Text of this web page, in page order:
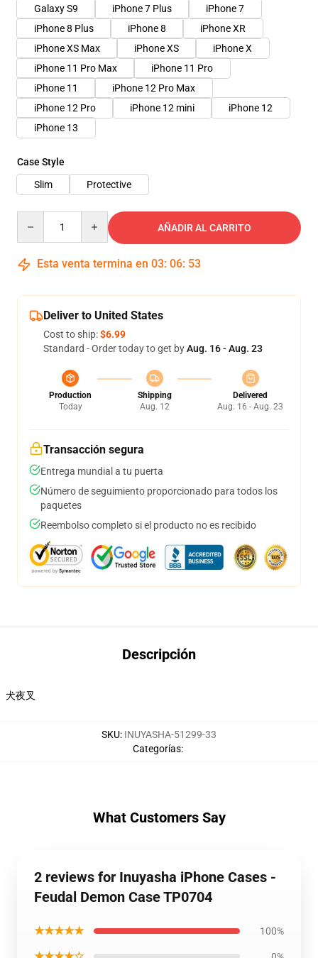
Galaxy S9
iPhone 7 Plus
iPhone 7
iPhone 8 Plus
iPhone 8
iPhone XR
iPhone XS Max
iPhone XS
iPhone X
iPhone 11 Pro Max
iPhone 11 Pro
iPhone 11
iPhone 12 Pro Max
iPhone 12 Pro
iPhone 12 mini
iPhone 12
iPhone 13
Case Style
Slim
Protective
AÑADIR AL CARRITO
Esta venta termina en 03: 06: 52
Deliver to United States
Cost to ship:$6.99
Standard - Order today to get byAug. 16 - Aug. 23
Production
Today
Shipping
Aug. 12
Delivered
Aug. 16 - Aug. 23
Transacción segura
Entrega mundial a tu puerta
Número de seguimiento proporcionado para todos los
paquetes
Reembolso completo si el producto no es recibido
Descripción
犬夜叉
SKU: INUYASHA-51299-33
Categorías:
What Customers Say
2 reviews for Inuyasha iPhone Cases -
Feudal Demon Case TP0704
★★★★★ 100%